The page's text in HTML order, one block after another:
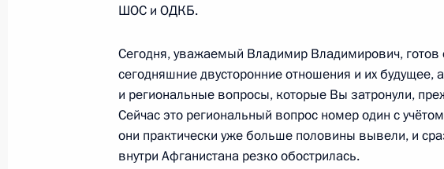
Участникам и гостям мемориального вечера
27 января 2021 года, 19:00
Возложение цветов к памятному знаку «Город-
ШОС и ОДКБ.
Сегодня, уважаемый Владимир Владимирович, готов
сегодняшние двусторонние отношения и их
и региональные вопросы, которые Вы затронули,
Сейчас это региональный вопрос номер один с
они практически уже больше половины вывели, и
внутри Афганистана резко обострилась.